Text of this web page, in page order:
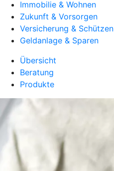
Immobilie & Wohnen
Zukunft & Vorsorgen
Versicherung & Schützen
Geldanlage & Sparen
Übersicht
Beratung
Produkte